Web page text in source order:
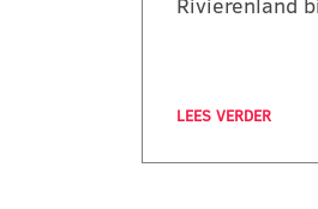
LEES VERDER